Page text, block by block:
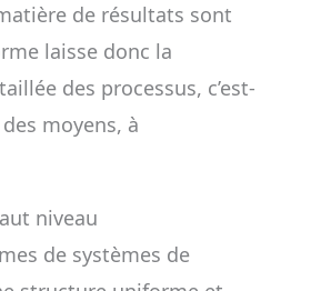
de résultats sont
laisse donc la
des processus, c’est-
moyens, à
niveau
de systèmes de